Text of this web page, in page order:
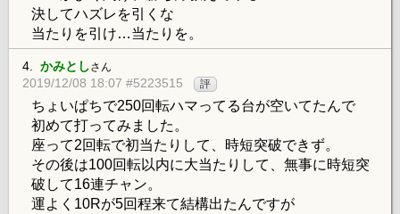
決してハズレを引くな
当たりを引け…当たりを。
4. かみとしさん
2019/12/08 18:07 #5223515 評
ちょいぱちで250回転ハマってる台が空いてたんで
初めて打ってみました。
座って2回転で初当たりして、時短突破できず。
その後は100回転以内に大当たりして、無事に時短突
破して16連チャン。
運よく10Rが5回程来て結構出たんですが